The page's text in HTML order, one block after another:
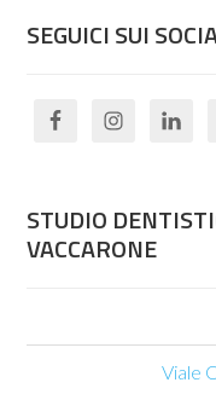
SEGUICI SUI
STUDIO
VACCARONE
Viale